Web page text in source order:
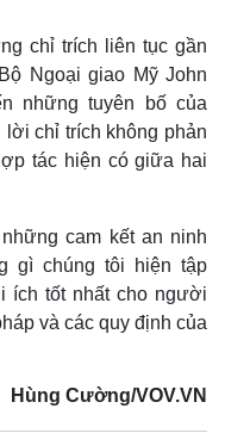
chỉ trích liên tục gần
Ngoại giao Mỹ John
những tuyên bố của
chỉ trích không phản
tác hiện có giữa hai
cam kết an ninh
gì chúng tôi hiện tập
ích tốt nhất cho người
và các quy định của
Hùng Cường/VOV.VN